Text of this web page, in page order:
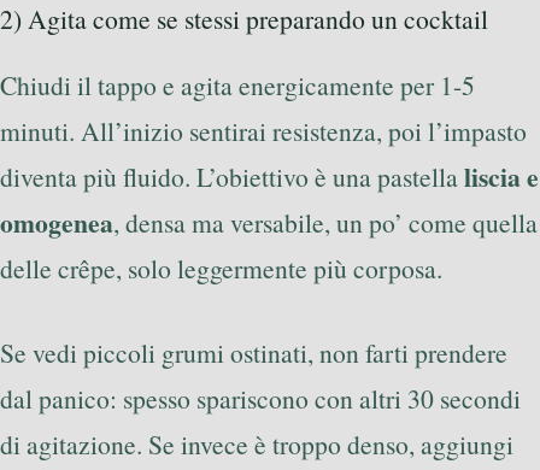
2) Agita come se stessi preparando un cocktail
Chiudi il tappo e agita energicamente per 1-5
minuti. All’inizio sentirai resistenza, poi l’impasto
diventa più fluido. L’obiettivo è una pastellaliscia e
omogenea, densa ma versabile, un po’ come quella
delle crêpe, solo leggermente più corposa.
Se vedi piccoli grumi ostinati, non farti prendere
dal panico: spesso spariscono con altri 30 secondi
di agitazione. Se invece è troppo denso, aggiungi